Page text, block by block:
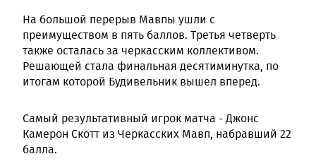
На большой перерыв Мавпы ушли с
преимуществом в пять баллов. Третья четверть
также осталась за черкасским коллективом.
Решающей стала финальная десятиминутка, по
итогам которой Будивельник вышел вперед.
Самый результативный игрок матча - Джонс
Камерон Скотт из Черкасских Мавп, набравший 22
балла.